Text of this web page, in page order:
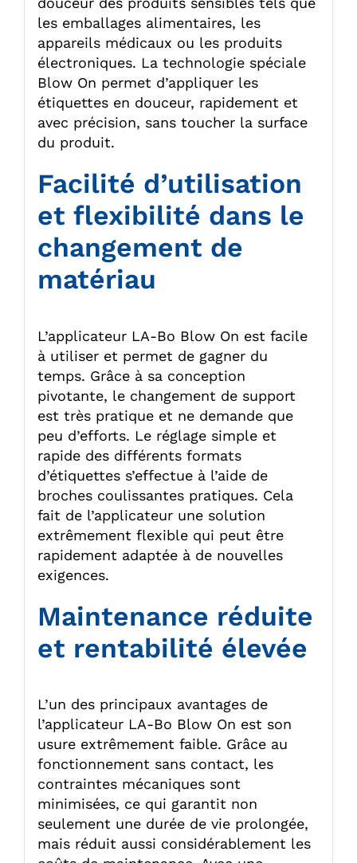
les emballages alimentaires, les
appareils médicaux ou les produits
électroniques. La technologie spéciale
Blow On permet d’appliquer les
étiquettes en douceur, rapidement et
avec précision, sans toucher la surface
du produit.
Facilité d’utilisation
et flexibilité dans le
changement de
matériau
L’applicateur LA-Bo Blow On est facile
à utiliser et permet de gagner du
temps. Grâce à sa conception
pivotante, le changement de support
est très pratique et ne demande que
peu d’efforts. Le réglage simple et
rapide des différents formats
d’étiquettes s’effectue à l’aide de
broches coulissantes pratiques. Cela
fait de l’applicateur une solution
extrêmement flexible qui peut être
rapidement adaptée à de nouvelles
exigences.
Maintenance réduite
et rentabilité élevée
L’un des principaux avantages de
l’applicateur LA-Bo Blow On est son
usure extrêmement faible. Grâce au
fonctionnement sans contact, les
contraintes mécaniques sont
minimisées, ce qui garantit non
seulement une durée de vie prolongée,
mais réduit aussi considérablement les